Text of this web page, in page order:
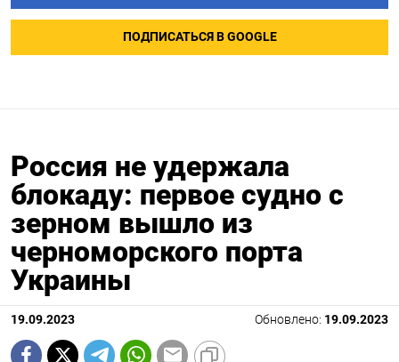
ПОДПИСАТЬСЯ В GOOGLE
Россия не удержала
блокаду: первое судно с
зерном вышло из
черноморского порта
Украины
19.09.2023 Обновлено: 19.09.2023